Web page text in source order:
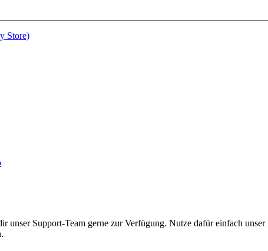
Store)
unser Support-Team gerne zur Verfügung. Nutze dafür einfach